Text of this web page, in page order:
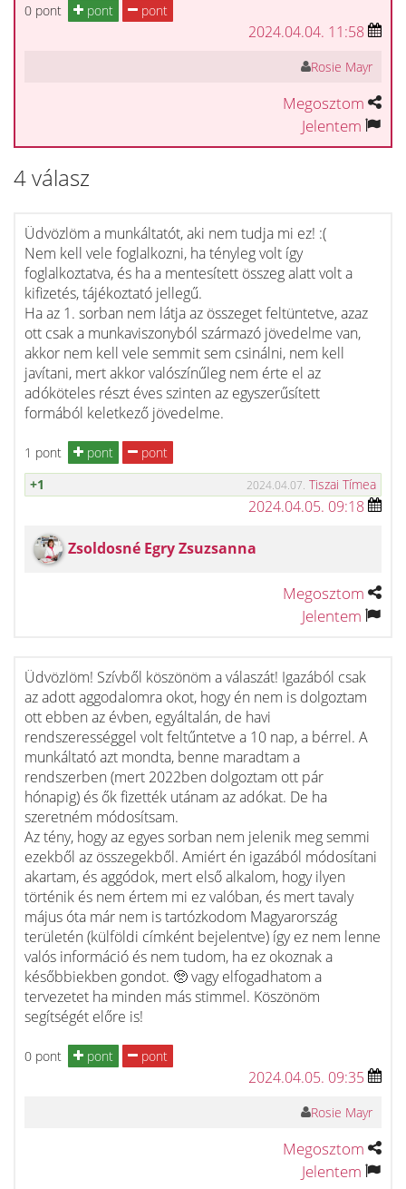
0 pont pont pont
2024.04.04. 11:58
Rosie Mayr
Megosztom
Jelentem
4 válasz
Üdvözlöm a munkáltatót, aki nem tudja mi ez! :(
Nem kell vele foglalkozni, ha tényleg volt így
foglalkoztatva, és ha a mentesített összeg alatt volt a
kifizetés, tájékoztató jellegű.
Ha az 1. sorban nem látja az összeget feltüntetve, azaz
ott csak a munkaviszonyból származó jövedelme van,
akkor nem kell vele semmit sem csinálni, nem kell
javítani, mert akkor valószínűleg nem érte el az
adóköteles részt éves szinten az egyszerűsített
formából keletkező jövedelme.
1 pont pont
pont
+1
2024.04.07. Tiszai Tímea
2024.04.05. 09:18
Zsoldosné Egry Zsuzsanna
Megosztom
Jelentem
Üdvözlöm! Szívből köszönöm a válaszát! Igazából csak
az adott aggodalomra okot, hogy én nem is dolgoztam
ott ebben az évben, egyáltalán, de havi
rendszerességgel volt feltűntetve a 10 nap, a bérrel. A
munkáltató azt mondta, benne maradtam a
rendszerben (mert 2022ben dolgoztam ott pár
hónapig) és ők fizették utánam az adókat. De ha
szeretném módosítsam.
Az tény, hogy az egyes sorban nem jelenik meg semmi
ezekből az összegekből. Amiért én igazából módosítani
akartam, és aggódok, mert első alkalom, hogy ilyen
történik és nem értem mi ez valóban, és mert tavaly
május óta már nem is tartózkodom Magyarország
területén (külföldi címként bejelentve) így ez nem lenne
valós információ és nem tudom, ha ez okoznak a
későbbiekben gondot. 🥺 vagy elfogadhatom a
tervezetet ha minden más stimmel. Köszönöm
segítségét előre is!
0 pont pont pont
2024.04.05. 09:35
Rosie Mayr
Megosztom
Jelentem